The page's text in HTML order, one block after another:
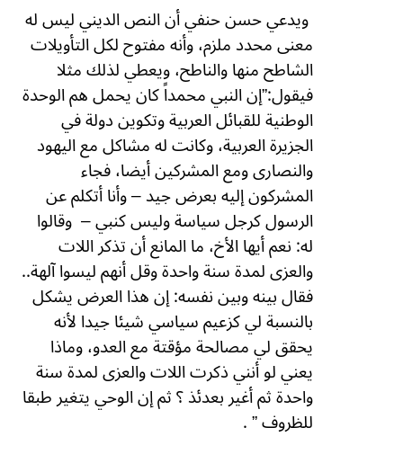
ويدعي حسن حنفي أن النص الديني ليس له
معنى محدد ملزم، وأنه مفتوح لكل التأويلات
الشاطح منها والناطح، ويعطي لذلك مثلا
فيقول:”إن النبي محمداً كان يحمل هم الوحدة
الوطنية للقبائل العربيةوتكوين دولة في
الجزيرة العربية، وكانت له مشاكل مع اليهود
والنصارى ومع المشركينأيضا، فجاء
المشركون إليه بعرض جيد – وأنا أتكلم عن
الرسول كرجل سياسة وليس كنبي– وقالوا
له: نعم أيها الأخ، ما المانع أن تذكر اللات
والعزى لمدة سنة واحدة وقلأنهم ليسوا آلهة..
فقال بينه وبين نفسه: إن هذا العرض يشكل
بالنسبة لي كزعيم سياسيشيئا جيدا لأنه
يحقق لي مصالحة مؤقتة مع العدو، وماذا
يعني لو أنني ذكرت اللاتوالعزى لمدة سنة
واحدة ثم أغير بعدئذ ؟ ثم إن الوحي يتغير طبقا
للظروف”
.